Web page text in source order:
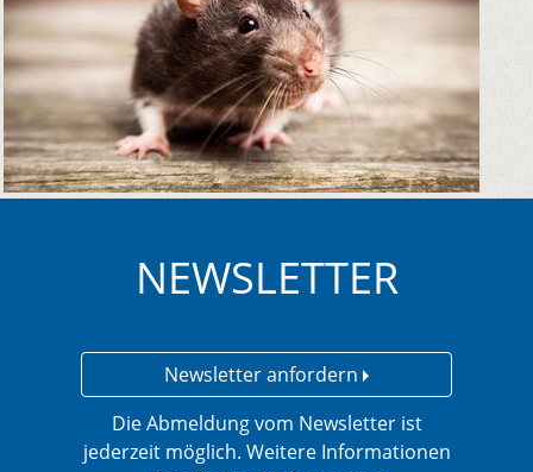
NEWSLETTER
Newsletter anfordern
Die Abmeldung vom Newsletter ist
jederzeit möglich. Weitere Informationen